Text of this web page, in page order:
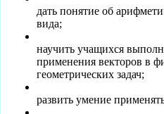
дать понятие об
вида;
научить учащихся
применения векторов в
геометрических задач;
развить умение